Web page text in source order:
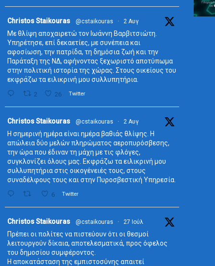
Christos Staikouras @cstaikouras · 2 Αυγ
Με θλίψη αποχαιρετώ τον Ιωάννη Βαρβιτσιώτη.
Υπηρέτησε, επί δεκαετίες, με συνέπεια και
αφοσίωση, την πατρίδα, τη δημόσια ζωή και την
Παράταξη της ΝΔ, αφήνοντας ξεχωριστό αποτύπωμα
στην πολιτική ιστορία της χώρας. Στους οικείους του
εκφράζω τα ειλικρινή μου συλλυπητήρια.
2 26 Twitter
Christos Staikouras @cstaikouras · 2 Αυγ
Η σημερινή ημέρα είναι ημέρα βαθιάς θλίψης. Η
απώλεια δύο μελών πληρώματος αεροπυρόσβεσης,
την ώρα που έδιναν τη μάχη με τις φλόγες,
συγκλονίζει όλους μας. Εκφράζω τα ειλικρινή μου
συλλυπητήρια στις οικογένειές τους, στους
συναδέλφους τους και στην Πυροσβεστική Υπηρεσία.
6 Twitter
Christos Staikouras @cstaikouras · 27 Ιούλ
Πρέπει οι πολίτες να πιστεύουν ότι οι θεσμοί
λειτουργούν δίκαια, αποτελεσματικά, προς όφελος
του δημοσίου συμφέροντος.
Η αποκατάσταση της εμπιστοσύνης απαιτεί